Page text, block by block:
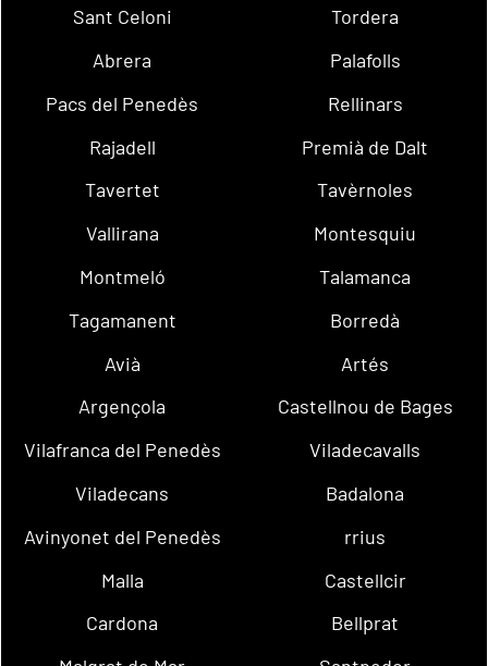
Sant Celoni
Tordera
Abrera
Palafolls
Pacs del Penedès
Rellinars
Rajadell
Premià de Dalt
Tavertet
Tavèrnoles
Vallirana
Montesquiu
Montmeló
Talamanca
Tagamanent
Borredà
Avià
Artés
Argençola
Castellnou de Bages
Vilafranca del Penedès
Viladecavalls
Viladecans
Badalona
Avinyonet del Penedès
rrius
Malla
Castellcir
Cardona
Bellprat